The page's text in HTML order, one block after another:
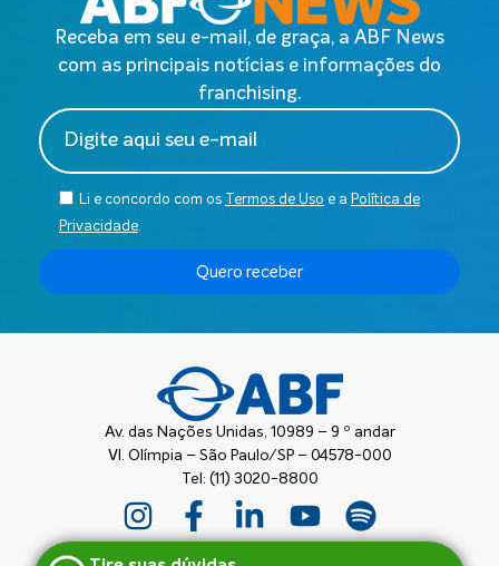
Receba em seu e-mail, de graça, a ABF News
com as principais notícias e informações do
franchising.
Li e concordo com os Termos de Uso e a Política de
Privacidade.
Quero receber
Av. das Nações Unidas, 10989 – 9 º andar
Vl. Olímpia – São Paulo/SP – 04578-000
Tel: (11) 3020-8800